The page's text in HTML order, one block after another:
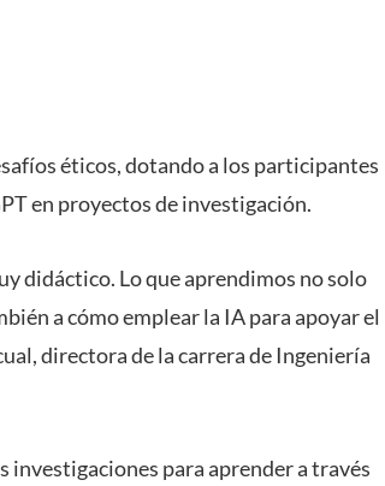
éticos, dotando a los participantes
en proyectos de investigación.
didáctico. Lo que aprendimos no solo
a cómo emplear la IA para apoyar el
directora de la carrera de Ingeniería
investigaciones para aprender a través